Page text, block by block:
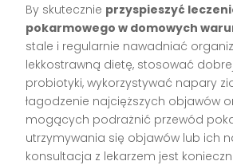
By skutecznie przyspieszyć
pokarmowego w domowych
stale i regularnie nawadniać
lekkostrawną dietę, stosować
probiotyki, wykorzystywać napary
łagodzenie najcięższych objawów
mogących podrażnić przewód
utrzymywania się objawów lub ich
konsultacja z lekarzem jest